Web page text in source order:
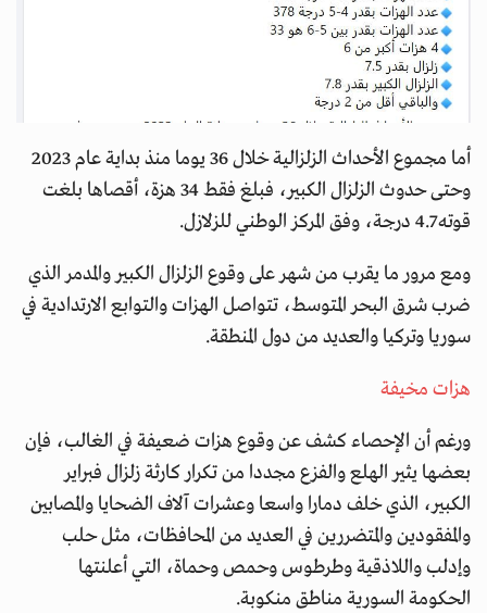
أما مجموع الأحداث الزلزالية خلال 36 يوما منذ بداية عام 2023
وحتى حدوث الزلزال الكبير، فبلغ فقط 34 هزة، أقصاها بلغت
قوته 4.7 درجة، وفق المركز الوطني للزلازل.
ومع مرور ما يقرب من شهر على وقوع الزلزال الكبير والمدمر الذي
ضرب شرق البحر المتوسط، تتواصل الهزات والتوابع الارتدادية في
سوريا وتركيا والعديد من دول المنطقة.
هزات مخيفة
ورغم أن الإحصاء كشف عن وقوع هزات ضعيفة في الغالب، فإن
بعضها يثير الهلع والفزع مجددا من تكرار كارثة زلزال فبراير
الكبير، الذي خلف دمارا واسعا وعشرات آلاف الضحايا والمصابين
والمفقودين والمتضررين في العديد من المحافظات، مثل حلب
وإدلب واللاذقية وطرطوس وحمص وحماة، التي أعلنتها
الحكومة السورية مناطق منكوبة.